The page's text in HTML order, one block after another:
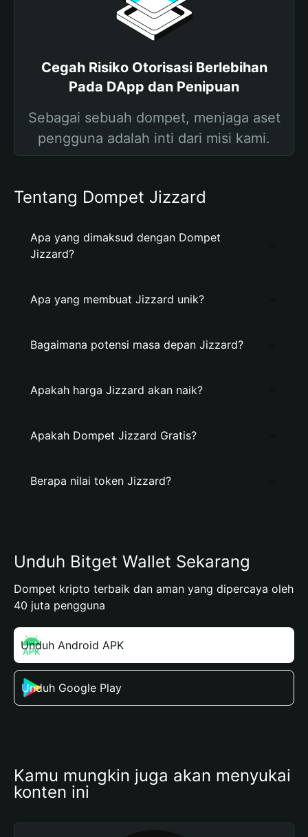
Cegah Risiko Otorisasi Berlebihan
Pada DApp dan Penipuan
Sebagai sebuah dompet, menjaga aset
pengguna adalah inti dari misi kami.
Tentang Dompet Jizzard
Apa yang dimaksud dengan Dompet
Jizzard?
Apa yang membuat Jizzard unik?
Bagaimana potensi masa depan Jizzard?
Apakah harga Jizzard akan naik?
Apakah Dompet Jizzard Gratis?
Berapa nilai token Jizzard?
Unduh Bitget Wallet Sekarang
Dompet kripto terbaik dan aman yang dipercaya oleh
40 juta pengguna
Unduh Android APK
Unduh Google Play
Kamu mungkin juga akan menyukai
konten ini